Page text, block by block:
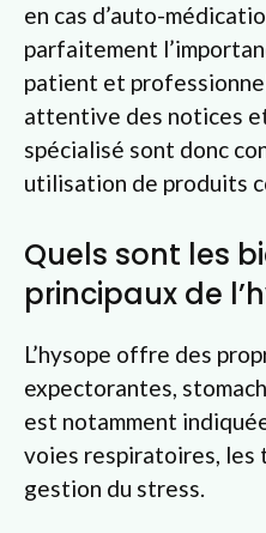
en cas d’auto-
parfaitement
patient et
attentive des notices
spécialisé sont donc
utilisation de produits
Quels sont les
principaux de
L’hysope offre des
expectorantes,
est notamment
voies respiratoires,
gestion du stress.